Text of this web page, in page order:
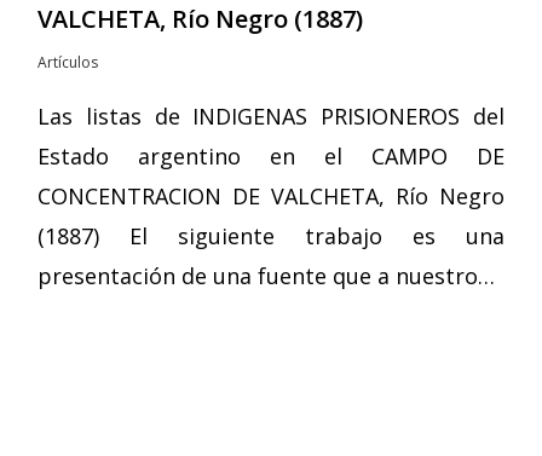
VALCHETA, Río Negro (1887)
Artículos
Las listas de INDIGENAS PRISIONEROS del
Estado argentino en el CAMPO DE
CONCENTRACION DE VALCHETA, Río Negro
(1887) El siguiente trabajo es una
presentación de una fuente que a nuestro…